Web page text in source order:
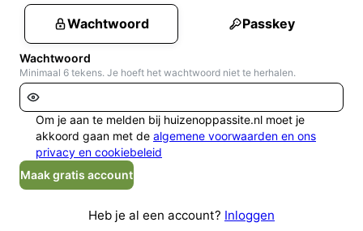
Wachtwoord Passkey
Wachtwoord
Minimaal 6 tekens. Je hoeft het wachtwoord niet te herhalen.
Om je aan te melden bij huizenoppassite.nl moet je
akkoord gaan met de algemene voorwaarden en ons
privacy en cookiebeleid
Maak gratis account
Heb je al een account? Inloggen